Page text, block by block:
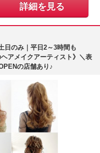
詳細を見る
のみ｜平日2～3時間も
アメイクアーティスト》＼表
の店舗あり♪